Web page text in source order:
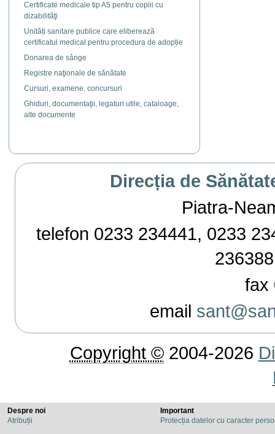
Certificate medicale tip A5 pentru copiii cu
dizabilităţi
Unități sanitare publice care eliberează
certificatul medical pentru procedura de adopție
Donarea de sânge
Registre naţionale de sănătate
Cursuri, examene, concursuri
Ghiduri, documentaţii, legaturi utile, cataloage,
alte documente
Direcția de
Piatra-
telefon 0233 234441, 0233
fax
email
Copyright ©2004-2026
Despre noi
Atribuții
Important
Protecția datelor cu caracter